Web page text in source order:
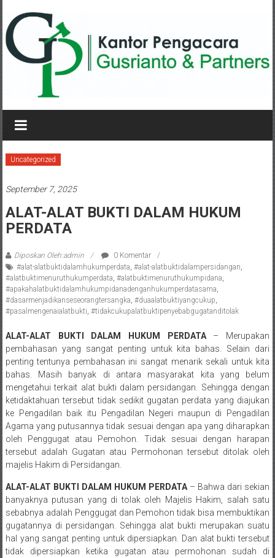
konten
KANTOR
PENGACARA
GUSRIANTO
&
PARTNERS
Kantor
Perceraian
/
Pengacara
Perceraian/
Advokat
/
Konsultan
Hukum
/
Konsultan
Hukum
Pajak/
Mediator/
Mediasi/
Yogyakarta/Bantul/Sleman/Gunung
Yogyakarta/Jogja/
kalten/Solo/
Purwakarta,
Sukoharjo/
Semarang/
Uncategorized
September 7, 2025
ALAT-ALAT BUKTI DALAM HUKUM
PERDATA
Diposkan Oleh:admin
0 Komentar
#alat-alatbuktidalamhukumperdata, #alat-alatbuktidalampersidangan,
#alatbuktimenuruthukumperdata, #alatbuktimenuruthukumpidana,
#apakahalatbuktidalamhukumpidanadenganhukumperdatasama,
#dasarmenjadikanseseorangtersangka, #duaalatbuktiyangcukup,
#pasalmengenaialatbukti, #tidakcukupalatbuktipenyebabgugatanditolak
ALAT-ALAT BUKTI DALAM HUKUM PERDATA– Merupakan
pembahasan yang sangat penting untuk kita bahas. Selain dari
penting tentunya pembahasan ini sangat menarik sekali untuk kita
bahas. Masih banyak di antara masyarakat kita yang belum
mengetahui terkait alat bukti dalam persidangan. Sehingga dengan
ketidaktahuan tersebut tidak sedikit gugatan perdata yang diajukan
ke Pengadilan baik itu Pengadilan Negeri maupun di Pengadilan
Agama yang putusannya tidak sesuai dengan apa yang diharapkan
oleh Penggugat atau Pemohon. Tidak sesuai dengan harapan
tersebut adalah Gugatan atau Permohonan tersebut ditolak oleh
majelis Hakim di Persidangan.
ALAT-ALAT BUKTI DALAM HUKUM PERDATA – Bahwa dari sekian
banyaknya putusan yang di tolak oleh Majelis Hakim, salah satu
sebabnya adalah Penggugat dan Pemohon tidak bisa membuktikan
gugatannya di persidangan. Sehingga alat bukti merupakan suatu
hal yang sangat penting untuk dipersiapkan. Dan alat bukti tersebut
tidak dipersiapkan ketika gugatan atau permohonan sudah di